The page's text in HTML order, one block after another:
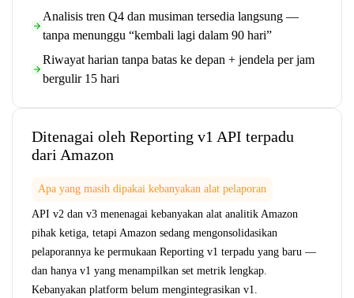
Analisis tren Q4 dan musiman tersedia langsung —
tanpa menunggu “kembali lagi dalam 90 hari”
Riwayat harian tanpa batas ke depan + jendela per jam
bergulir 15 hari
Ditenagai oleh Reporting v1 API terpadu
dari Amazon
Apa yang masih dipakai kebanyakan alat pelaporan
API v2 dan v3 menenagai kebanyakan alat analitik Amazon
pihak ketiga, tetapi Amazon sedang mengonsolidasikan
pelaporannya ke permukaan Reporting v1 terpadu yang baru —
dan hanya v1 yang menampilkan set metrik lengkap.
Kebanyakan platform belum mengintegrasikan v1.